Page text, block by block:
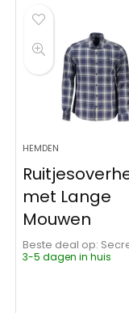
HEMDEN
met Lange
Mouwen
Beste deal op:
3-5 dagen in huis